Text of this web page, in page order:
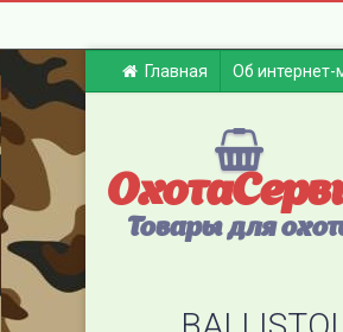
Главная Об интернет-
Товары для